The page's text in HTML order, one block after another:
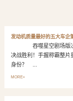
发动机质量最好的五大车企
吞噬星空剧场版决战
决战胜利！手握称霸整片
身份？ ...
MORE+